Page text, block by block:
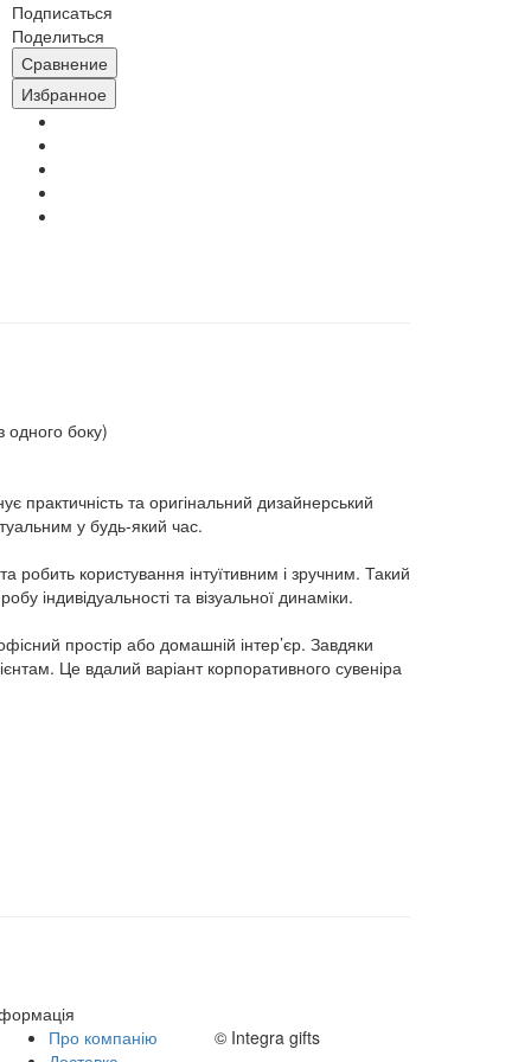
Подписаться
Поделиться
Сравнение
Избранное
одного боку)
практичність та оригінальний дизайнерський
у будь-який час.
робить користування інтуїтивним і зручним. Такий
індивідуальності та візуальної динаміки.
простір або домашній інтер’єр. Завдяки
Це вдалий варіант корпоративного сувеніра
Про компанію
© Integra gifts